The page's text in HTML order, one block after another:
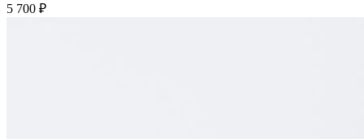
5 700 ₽